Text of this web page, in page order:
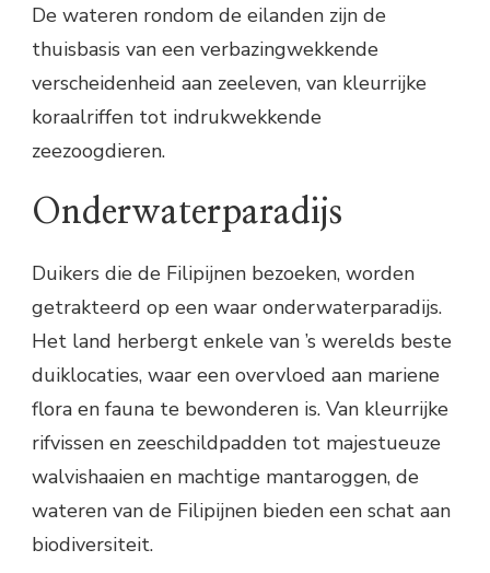
De wateren rondom de eilanden zijn de
thuisbasis van een verbazingwekkende
verscheidenheid aan zeeleven, van kleurrijke
koraalriffen tot indrukwekkende
zeezoogdieren.
Onderwaterparadijs
Duikers die de Filipijnen bezoeken, worden
getrakteerd op een waar onderwaterparadijs.
Het land herbergt enkele van ’s werelds beste
duiklocaties, waar een overvloed aan mariene
flora en fauna te bewonderen is. Van kleurrijke
rifvissen en zeeschildpadden tot majestueuze
walvishaaien en machtige mantaroggen, de
wateren van de Filipijnen bieden een schat aan
biodiversiteit.